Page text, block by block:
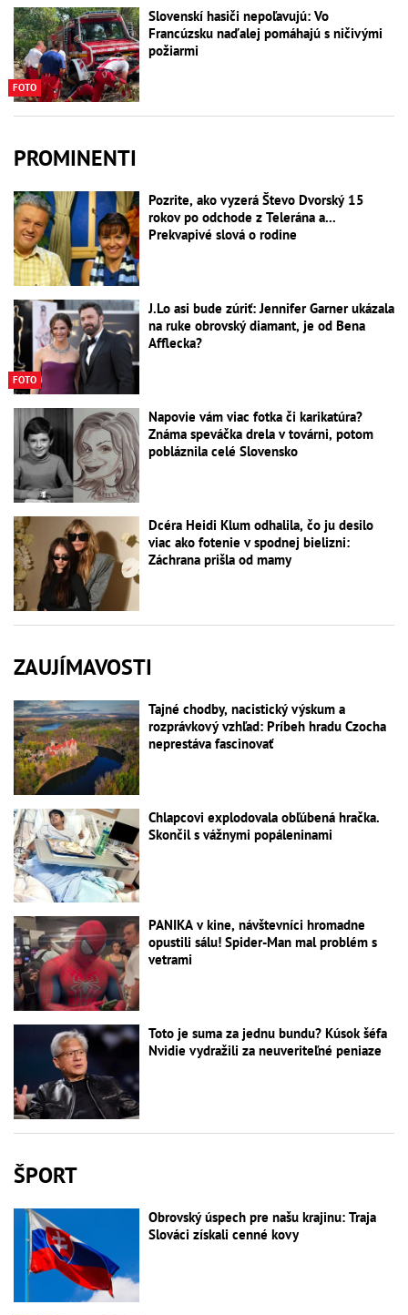
FOTO
Slovenskí hasiči nepoľavujú: Vo
Francúzsku naďalej pomáhajú s ničivými
požiarmi
PROMINENTI
Pozrite, ako vyzerá Števo Dvorský 15
rokov po odchode z Telerána a...
Prekvapivé slová o rodine
FOTO
J.Lo asi bude zúriť: Jennifer Garner ukázala
na ruke obrovský diamant, je od Bena
Afflecka?
Napovie vám viac fotka či karikatúra?
Známa speváčka drela v továrni, potom
pobláznila celé Slovensko
Dcéra Heidi Klum odhalila, čo ju desilo
viac ako fotenie v spodnej bielizni:
Záchrana prišla od mamy
ZAUJÍMAVOSTI
Tajné chodby, nacistický výskum a
rozprávkový vzhľad: Príbeh hradu Czocha
neprestáva fascinovať
Chlapcovi explodovala obľúbená hračka.
Skončil s vážnymi popáleninami
PANIKA v kine, návštevníci hromadne
opustili sálu! Spider-Man mal problém s
vetrami
Toto je suma za jednu bundu? Kúsok šéfa
Nvidie vydražili za neuveriteľné peniaze
ŠPORT
Obrovský úspech pre našu krajinu: Traja
Slováci získali cenné kovy